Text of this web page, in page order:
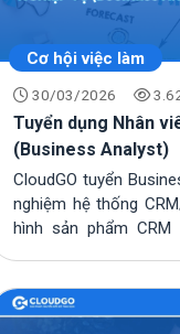
Cơ hội việc làm
30/03/2026
Tuyển dụng Nhân
(Business Analyst)
CloudGO tuyển
nghiệm hệ thống
hình sản phẩm CRM